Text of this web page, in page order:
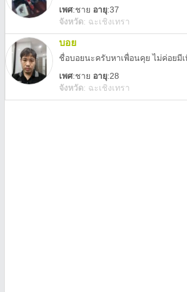
เพศ:ชาย อายุ:37
จังหวัด: ฉะเชิงเทรา
บอย
เพศ:ชาย อายุ:28
จังหวัด: ฉะเชิงเทรา